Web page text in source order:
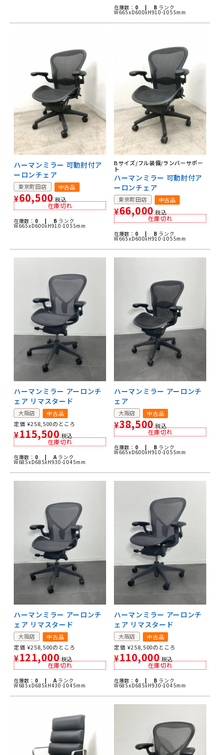
在庫数： 0 | B ランク
W665xD600xH910-1055mm
ハーマンミラー 可動肘付ア
ーロンチェア
東京町田店 中古品
¥60,500 税込
在庫切れ
在庫数： 0 | B ランク
W665xD600xH910-1055mm
Bサイズ/フル装備/ランバーサポー
ト
ハーマンミラー 可動肘付ア
ーロンチェア
東京町田店 中古品
¥66,000 税込
在庫切れ
在庫数： 0 | B ランク
W665xD600xH910-1055mm
ハーマンミラー アーロンチ
ェア リマスタード
大阪店
中古品
定価 ¥258,500のところ
¥115,500 税込
在庫切れ
在庫数： 0 | Aランク
W685xD685xH930-1045mm
ハーマンミラー アーロンチ
ェア
大阪店 中古品
¥38,500 税込
在庫切れ
在庫数： 0 | B ランク
W665xD600xH910-1055mm
ハーマンミラー アーロンチ
ェア リマスタード
大阪店
中古品
定価 ¥258,500のところ
¥121,000 税込
在庫切れ
在庫数： 0 | Aランク
W685xD685xH430-1045mm
ハーマンミラー アーロンチ
ェア リマスタード
大阪店
中古品
定価 ¥258,500のところ
¥110,000 税込
在庫切れ
在庫数： 0 | B ランク
W685xD685xH930-1045mm